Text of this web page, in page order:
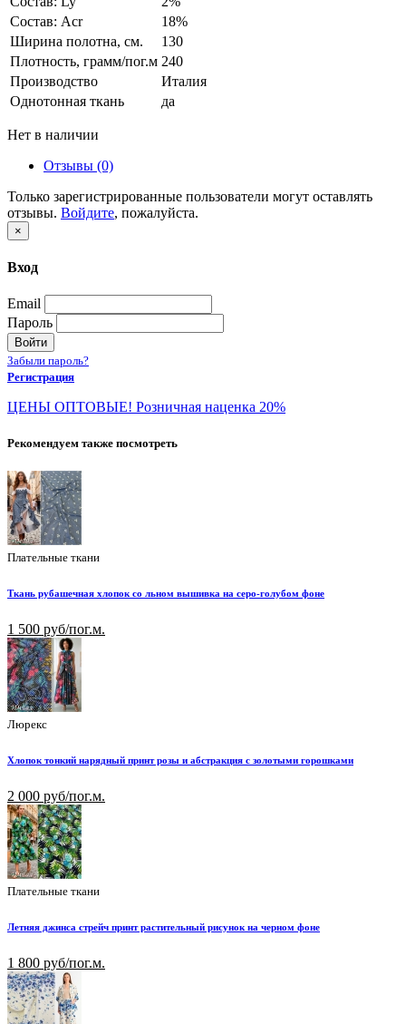
Состав: Acr
18%
Ширина полотна, см.
130
Плотность, грамм/пог.м 240
Производство
Италия
Однотонная ткань
да
Нет в наличии
Отзывы (0)
Только зарегистрированные пользователи могут оставлять
отзывы. Войдите, пожалуйста.
×
Вход
Email
Пароль
Войти
Забыли пароль?
Регистрация
ЦЕНЫ ОПТОВЫЕ! Розничная наценка 20%
Рекомендуем также посмотреть
Плательные ткани
Ткань рубашечная хлопок со льном вышивка на серо-голубом фоне
1 500 руб/пог.м.
Люрекс
Хлопок тонкий нарядный принт розы и абстракция с золотыми горошками
2 000 руб/пог.м.
Плательные ткани
Летняя джинса стрейч принт растительный рисунок на черном фоне
1 800 руб/пог.м.